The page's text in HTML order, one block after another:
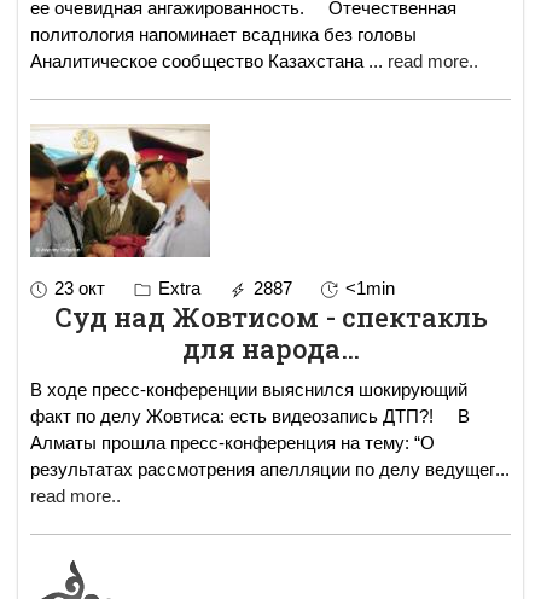
ее очевидная ангажированность. Отечественная
политология напоминает всадника без головы
Аналитическое сообщество Казахстана ... read more..
23 окт Extra 2887 <1min
Суд над Жовтисом - спектакль
для народа…
В ходе пресс-конференции выяснился шокирующий
факт по делу Жовтиса: есть видеозапись ДТП?! В
Алматы прошла пресс-конференция на тему: “О
результатах рассмотрения апелляции по делу ведущег...
read more..